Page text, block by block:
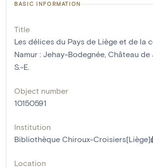
BASIC INFORMATION
Title
Les délices du Pays de Liège et de la
Namur : Jehay-Bodegnée, Château de
S.-E.
Object number
10150591
Institution
Bibliothèque Chiroux-Croisiers[Liège]
Location